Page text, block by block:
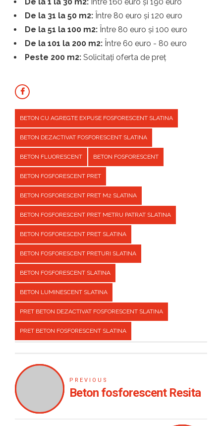
De la 31 la 50 m2: Între 80 euro și 120 euro
De la 51 la 100 m2: Între 80 euro și 100 euro
De la 101 la 200 m2: Între 60 euro - 80 euro
Peste 200 m2: Solicitați oferta de preț
BETON CU AGREGTE EXPUSE FOSFORESCENT SLATINA
BETON DEZACTIVAT FOSFORESCENT SLATINA
BETON FLUORESCENT BETON FOSFORESCENT
BETON FOSFORESCENT PRET
BETON FOSFORESCENT PRET M2 SLATINA
BETON FOSFORESCENT PRET METRU PATRAT SLATINA
BETON FOSFORESCENT PRET SLATINA
BETON FOSFORESCENT PRETURI SLATINA
BETON FOSFORESCENT SLATINA
BETON LUMINESCENT SLATINA
PRET BETON DEZACTIVAT FOSFORESCENT SLATINA
PRET BETON FOSFORESCENT SLATINA
PREVIOUS
Beton fosforescent Resita